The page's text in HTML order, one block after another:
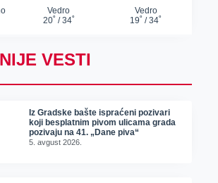
VESTI
Iz Gradske bašte ispraćeni pozivari
koji besplatnim pivom ulicama grada
pozivaju na 41. „Dane piva“
5. avgust 2026.